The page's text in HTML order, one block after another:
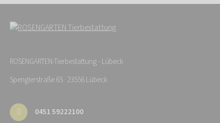
ROSENGARTEN-Tierbestattung - Lübeck
Spenglerstraße 65 · 23556 Lübeck
0451 59222100